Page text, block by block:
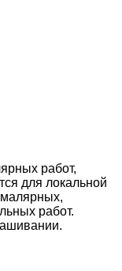
работ,
для локальной
работ.